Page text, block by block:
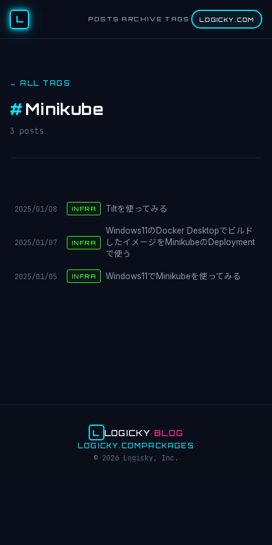
L POSTS ARCHIVE TAGS LOGICKY.COM
← ALL TAGS
# Minikube
3 posts
2025/01/08 INFRA Tiltを使ってみる
2025/01/07 INFRA
Windows11のDocker Desktopでビルド
したイメージをMinikubeのDeployment
で使う
2025/01/05 INFRA Windows11でMinikubeを使ってみる
L LOGICKYBLOG
LOGICKY.COM PACKAGES
© 2026 Logicky, Inc.